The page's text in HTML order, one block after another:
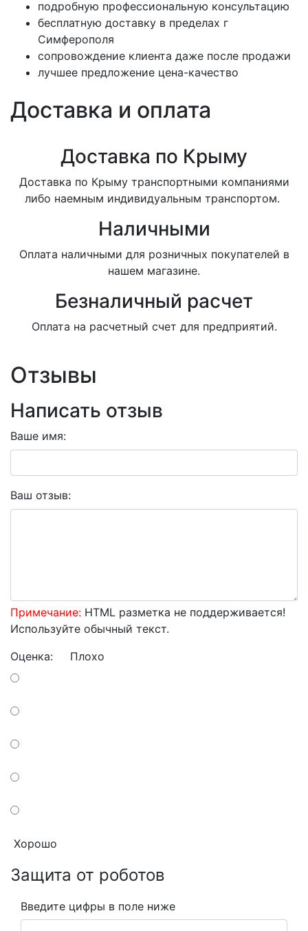
подробную профессиональную консультацию
бесплатную доставку в пределах г
Симферополя
сопровождение клиента даже после продажи
лучшее предложение цена-качество
Доставка и оплата
Доставка по Крыму
Доставка по Крыму транспортными компаниями
либо наемным индивидуальным транспортом.
Наличными
Оплата наличными для розничных покупателей в
нашем магазине.
Безналичный расчет
Оплата на расчетный счет для предприятий.
Отзывы
Написать отзыв
Ваше имя:
Ваш отзыв:
Примечание: HTML разметка не поддерживается!
Используйте обычный текст.
Оценка: Плохо
Хорошо
Защита от роботов
Введите цифры в поле ниже